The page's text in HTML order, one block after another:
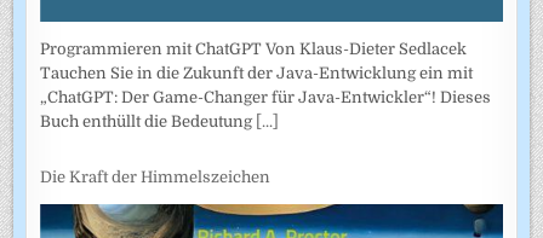
Programmieren mit ChatGPT Von Klaus-Dieter Sedlacek
Tauchen Sie in die Zukunft der Java-Entwicklung ein mit
„ChatGPT: Der Game-Changer für Java-Entwickler“! Dieses
Buch enthüllt die Bedeutung [...]
Die Kraft der Himmelszeichen